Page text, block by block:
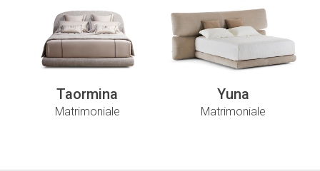
Taormina
Matrimoniale
Yuna
Matrimoniale